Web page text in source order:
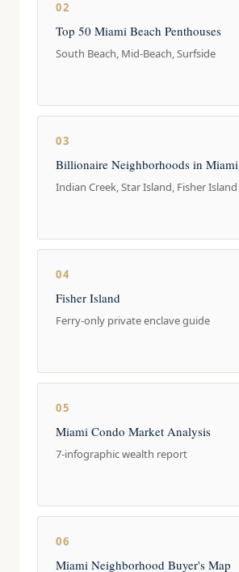
02
Top 50 Miami Beach Penthouses
South Beach, Mid-Beach, Surfside
03
Billionaire Neighborhoods in Miami
Indian Creek, Star Island, Fisher Island
04
Fisher Island
Ferry-only private enclave guide
05
Miami Condo Market Analysis
7-infographic wealth report
06
Miami Neighborhood Buyer's Map